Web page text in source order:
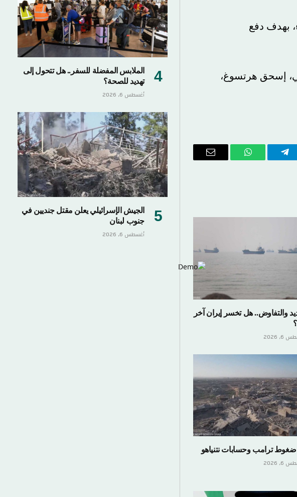
بهدف دفع
إسحق هرتسوغ،
تيلقرام واتساب
البريد
والتفاوض.. هل تخسر إيران آخر
2026
ضغوط ترامب وحسابات نتنياهو
2026
الملابس المفضلة للسفر.. هل تتحول إلى
تهديد للصحة؟
أغسطس 6, 2026
الجيش الإسرائيلي يعلن مقتل جنديين في
جنوب لبنان
أغسطس 6, 2026